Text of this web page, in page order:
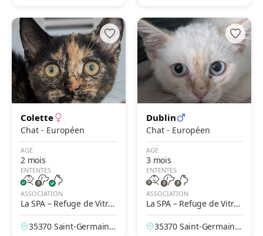
Colette
Chat - Européen
AGE
2 mois
ENTENTES
ASSOCIATION
La SPA – Refuge de Vitré
– Saint-Germain-du-Pine
l 35370 Saint-Germain-
Dublin
Chat - Européen
AGE
3 mois
ENTENTES
ASSOCIATION
La SPA – Refuge de Vitré
– Saint-Germain-du-Pine
l 35370 Saint-Germain-